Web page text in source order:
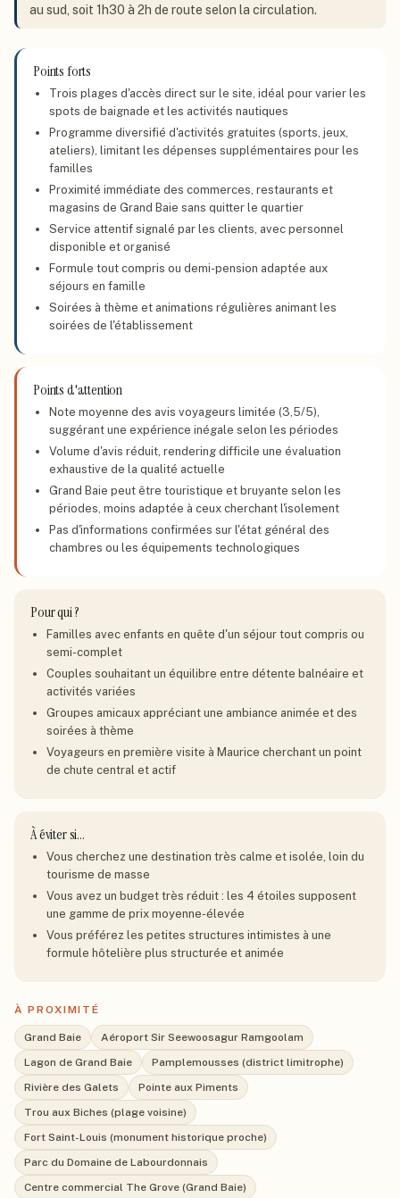
au sud, soit 1h30 à 2h de route selon la circulation.
Points forts
Trois plages d'accès direct sur le site, idéal pour varier les
spots de baignade et les activités nautiques
Programme diversifié d'activités gratuites (sports, jeux,
ateliers), limitant les dépenses supplémentaires pour les
familles
Proximité immédiate des commerces, restaurants et
magasins de Grand Baie sans quitter le quartier
Service attentif signalé par les clients, avec personnel
disponible et organisé
Formule tout compris ou demi-pension adaptée aux
séjours en famille
Soirées à thème et animations régulières animant les
soirées de l'établissement
Points d'attention
Note moyenne des avis voyageurs limitée (3,5/5),
suggérant une expérience inégale selon les périodes
Volume d'avis réduit, rendering difficile une évaluation
exhaustive de la qualité actuelle
Grand Baie peut être touristique et bruyante selon les
périodes, moins adaptée à ceux cherchant l'isolement
Pas d'informations confirmées sur l'état général des
chambres ou les équipements technologiques
Pour qui ?
Familles avec enfants en quête d'un séjour tout compris ou
semi-complet
Couples souhaitant un équilibre entre détente balnéaire et
activités variées
Groupes amicaux appréciant une ambiance animée et des
soirées à thème
Voyageurs en première visite à Maurice cherchant un point
de chute central et actif
À éviter si…
Vous cherchez une destination très calme et isolée, loin du
tourisme de masse
Vous avez un budget très réduit : les 4 étoiles supposent
une gamme de prix moyenne-élevée
Vous préférez les petites structures intimistes à une
formule hôtelière plus structurée et animée
À PROXIMITÉ
Grand Baie
Aéroport Sir Seewoosagur Ramgoolam
Lagon de Grand Baie
Pamplemousses (district limitrophe)
Rivière des Galets
Pointe aux Piments
Trou aux Biches (plage voisine)
Fort Saint-Louis (monument historique proche)
Parc du Domaine de Labourdonnais
Centre commercial The Grove (Grand Baie)